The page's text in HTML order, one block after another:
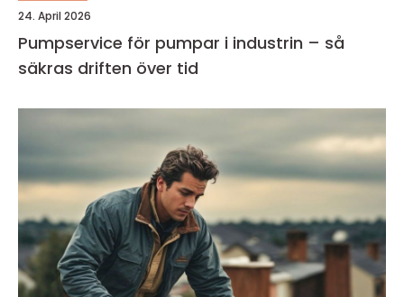
24. April 2026
Pumpservice för pumpar i industrin – så
säkras driften över tid